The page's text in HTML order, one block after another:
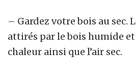
– Gardez votre bois au sec.
attirés par le bois humide
chaleur ainsi que l’air sec.